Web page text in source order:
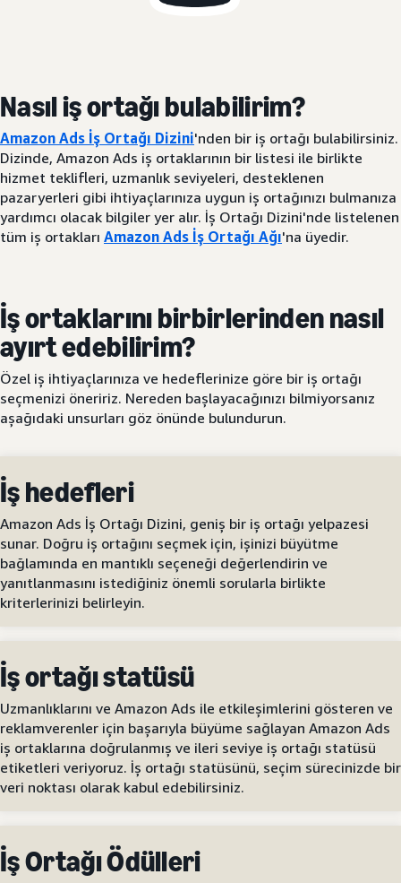
Nasıl iş ortağı bulabilirim?
Amazon Ads İş Ortağı Dizini'nden bir iş ortağı bulabilirsiniz.
Dizinde, Amazon Ads iş ortaklarının bir listesi ile birlikte
hizmet teklifleri, uzmanlık seviyeleri, desteklenen
pazaryerleri gibi ihtiyaçlarınıza uygun iş ortağınızı bulmanıza
yardımcı olacak bilgiler yer alır. İş Ortağı Dizini'nde listelenen
tüm iş ortakları Amazon Ads İş Ortağı Ağı'na üyedir.
İş ortaklarını birbirlerinden nasıl
ayırt edebilirim?
Özel iş ihtiyaçlarınıza ve hedeflerinize göre bir iş ortağı
seçmenizi öneririz. Nereden başlayacağınızı bilmiyorsanız
aşağıdaki unsurları göz önünde bulundurun.
İş hedefleri
Amazon Ads İş Ortağı Dizini, geniş bir iş ortağı yelpazesi
sunar. Doğru iş ortağını seçmek için, işinizi büyütme
bağlamında en mantıklı seçeneği değerlendirin ve
yanıtlanmasını istediğiniz önemli sorularla birlikte
kriterlerinizi belirleyin.
İş ortağı statüsü
Uzmanlıklarını ve Amazon Ads ile etkileşimlerini gösteren ve
reklamverenler için başarıyla büyüme sağlayan Amazon Ads
iş ortaklarına doğrulanmış ve ileri seviye iş ortağı statüsü
etiketleri veriyoruz. İş ortağı statüsünü, seçim sürecinizde bir
veri noktası olarak kabul edebilirsiniz.
İş Ortağı Ödülleri